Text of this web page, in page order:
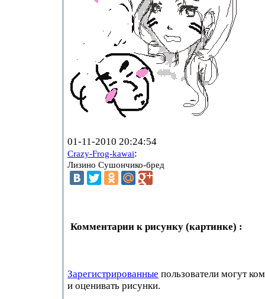
01-11-2010 20:24:54
Crazy-Frog-kawai:
Лизино Сушончико-бред
Комментарии к рисунку (картинке) :
Зарегистрированные пользователи могут
и оценивать рисунки.